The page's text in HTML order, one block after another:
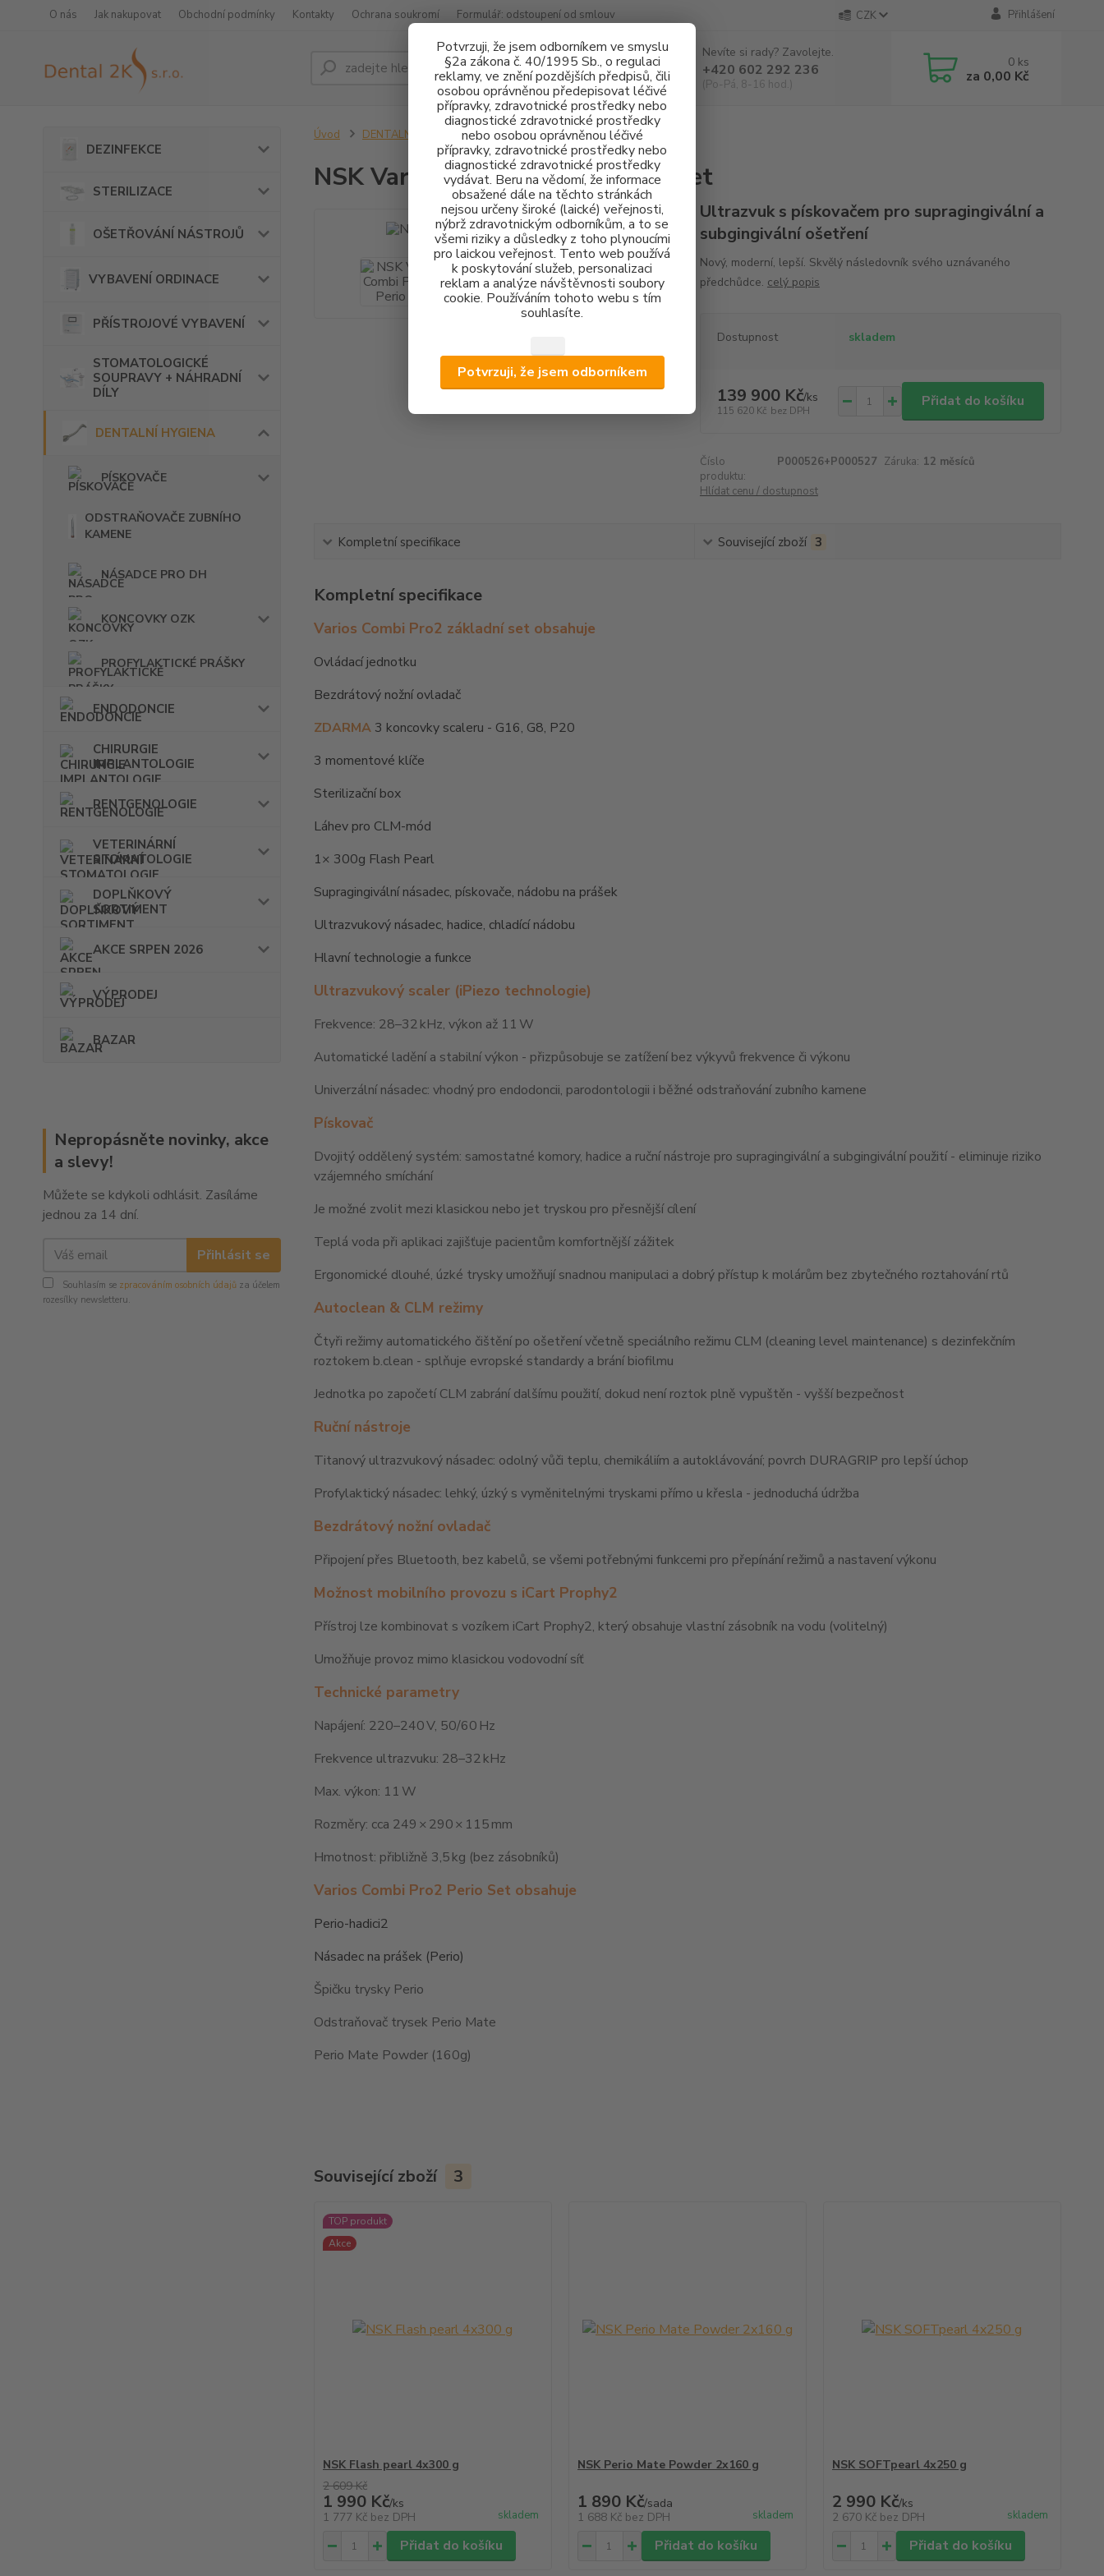
Potvrzuji, že jsem odborníkem ve smyslu
§2a zákona č. 40/1995 Sb., o regulaci
reklamy, ve znění pozdějších předpisů, čili
osobou oprávněnou předepisovat léčivé
přípravky, zdravotnické prostředky nebo
diagnostické zdravotnické prostředky
nebo osobou oprávněnou léčivé
přípravky, zdravotnické prostředky nebo
diagnostické zdravotnické prostředky
vydávat. Beru na vědomí, že informace
obsažené dále na těchto stránkách
nejsou určeny široké (laické) veřejnosti,
nýbrž zdravotnickým odborníkům, a to se
všemi riziky a důsledky z toho plynoucími
pro laickou veřejnost. Tento web používá
k poskytování služeb, personalizaci
reklam a analýze návštěvnosti soubory
cookie. Používáním tohoto webu s tím
souhlasíte.
Potvrzuji, že jsem odborníkem
O nás Jak nakupovat Obchodní podmínky Kontakty Ochrana soukromí Formulář: odstoupení od smlouv CZK Přihlášení
Hledat
Nevíte si rady? Zavolejte.
+420 602 292 236
(Po-Pá, 8-16 hod.)
0 ks
za 0,00 Kč
DEZINFEKCE
STERILIZACE
OŠETŘOVÁNÍ NÁSTROJŮ
VYBAVENÍ ORDINACE
PŘÍSTROJOVÉ VYBAVENÍ
STOMATOLOGICKÉ
SOUPRAVY + NÁHRADNÍ
DÍLY
DENTALNÍ HYGIENA
PÍSKOVAČE
ODSTRAŇOVAČE ZUBNÍHO
KAMENE
NÁSADCE PRO DH
KONCOVKY OZK
PROFYLAKTICKÉ PRÁŠKY
ENDODONCIE
CHIRURGIE
IMPLANTOLOGIE
RENTGENOLOGIE
VETERINÁRNÍ
STOMATOLOGIE
DOPLŇKOVÝ
SORTIMENT
AKCE SRPEN 2026
VÝPRODEJ
BAZAR
Nepropásněte novinky, akce
a slevy!
Můžete se kdykoli odhlásit. Zasíláme
jednou za 14 dní.
Přihlásit se
Souhlasím se zpracováním osobních údajů za účelem
rozesílky newsletteru.
Úvod DENTALNÍ HYGIENA NSK Varios Combi Pro2 + Perio set
NSK Varios Combi Pro2 + Perio set
Ultrazvuk s pískovačem pro supragingivální a
subgingivální ošetření
Nový, moderní, lepší. Skvělý následovník svého uznávaného
předchůdce. celý popis
Dostupnost skladem
139 900 Kč/ks
115 620 Kč bez DPH
Přidat do košíku
Číslo
produktu:
P000526+P000527 Záruka: 12 měsíců
Hlídat cenu / dostupnost
Kompletní specifikace Související zboží 3
Kompletní specifikace
Varios Combi Pro2 základní set obsahuje
Ovládací jednotku
Bezdrátový nožní ovladač
ZDARMA3 koncovky scaleru - G16, G8, P20
3 momentové klíče
Sterilizační box
Láhev pro CLM-mód
1× 300g Flash Pearl
Supragingivální násadec, pískovače, nádobu na prášek
Ultrazvukový násadec, hadice, chladící nádobu
Hlavní technologie a funkce
Ultrazvukový scaler (iPiezo technologie)
Frekvence: 28–32 kHz, výkon až 11 W
Automatické ladění a stabilní výkon - přizpůsobuje se zatížení bez výkyvů frekvence či výkonu
Univerzální násadec: vhodný pro endodoncii, parodontologii i běžné odstraňování zubního kamene
Pískovač
Dvojitý oddělený systém: samostatné komory, hadice a ruční nástroje pro supragingivální a subgingivální použití - eliminuje riziko
vzájemného smíchání
Je možné zvolit mezi klasickou nebo jet tryskou pro přesnější cílení
Teplá voda při aplikaci zajišťuje pacientům komfortnější zážitek
Ergonomické dlouhé, úzké trysky umožňují snadnou manipulaci a dobrý přístup k molárům bez zbytečného roztahování rtů
Autoclean & CLM režimy
Čtyři režimy automatického čištění po ošetření včetně speciálního režimu CLM (cleaning level maintenance) s dezinfekčním
roztokem b.clean - splňuje evropské standardy a brání biofilmu
Jednotka po započetí CLM zabrání dalšímu použití, dokud není roztok plně vypuštěn - vyšší bezpečnost
Ruční nástroje
Titanový ultrazvukový násadec: odolný vůči teplu, chemikáliím a autoklávování; povrch DURAGRIP pro lepší úchop
Profylaktický násadec: lehký, úzký s vyměnitelnými tryskami přímo u křesla - jednoduchá údržba
Bezdrátový nožní ovladač
Připojení přes Bluetooth, bez kabelů, se všemi potřebnými funkcemi pro přepínání režimů a nastavení výkonu
Možnost mobilního provozu s iCart Prophy2
Přístroj lze kombinovat s vozíkem iCart Prophy2, který obsahuje vlastní zásobník na vodu (volitelný)
Umožňuje provoz mimo klasickou vodovodní síť
Technické parametry
Napájení: 220–240 V, 50/60 Hz
Frekvence ultrazvuku: 28–32 kHz
Max. výkon: 11 W
Rozměry: cca 249 × 290 × 115 mm
Hmotnost: přibližně 3,5 kg (bez zásobníků)
Varios Combi Pro2 Perio Set obsahuje
Perio-hadici2
Násadec na prášek (Perio)
Špičku trysky Perio
Odstraňovač trysek Perio Mate
Perio Mate Powder (160g)
Související zboží 3
TOP produkt
Akce
NSK Flash pearl 4x300 g
2 609 Kč
1 990 Kč/ks
1 777 Kč bez DPH skladem
Přidat do košíku
NSK Perio Mate Powder 2x160 g
1 890 Kč/sada
1 688 Kč bez DPH skladem
Přidat do košíku
NSK SOFTpearl 4x250 g
2 990 Kč/ks
2 670 Kč bez DPH skladem
Přidat do košíku